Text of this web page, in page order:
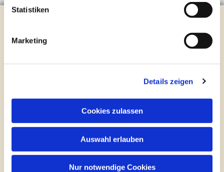
Statistiken
Marketing
Details zeigen
Cookies zulassen
Auswahl erlauben
Nur notwendige Cookies
Tel.:0 52 04 / 36 28
Newsletter abonnieren
Kontakt und Öffnungszeiten
Gemeinde- und Friedhofsamt
Montag: geschlossen
Nachmittags nach Vereinbarung